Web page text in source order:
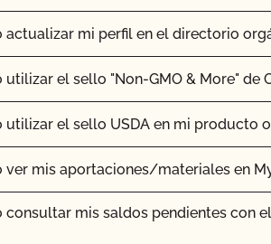
actualizar mi perfil en el directorio
utilizar el sello "Non-GMO & More" de
utilizar el sello USDA en mi producto
ver mis aportaciones/materiales en
consultar mis saldos pendientes con
son las necesidades de tierra para
son los requisitos para el uso de
son las normas específicas para los
se exigen para las parcelas
"certificado transitorio"?
si me veo sometido a una